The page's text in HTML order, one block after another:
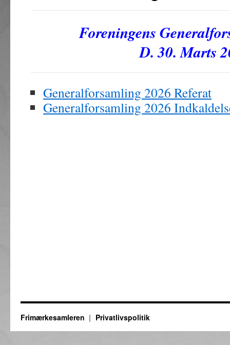
Foreningens
D. 30. Marts
Generalforsamling 2026 Referat
Generalforsamling 2026
Frimærkesamleren Privatlivspolitik